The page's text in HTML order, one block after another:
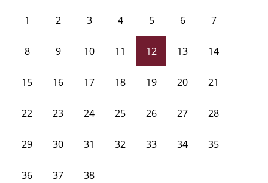
1 2 3 4 5 6 7
8 9 10 11 12 13 14
15 16 17 18 19 20 21
22 23 24 25 26 27 28
29 30 31 32 33 34 35
36 37 38